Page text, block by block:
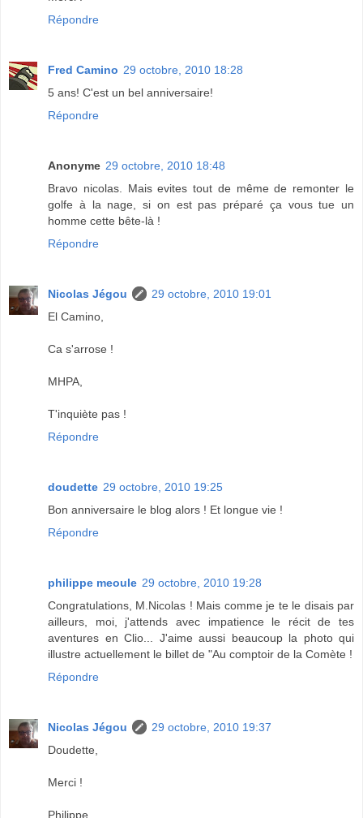
Répondre
Fred Camino 29 octobre, 2010 18:28
5 ans! C'est un bel anniversaire!
Répondre
Anonyme 29 octobre, 2010 18:48
Bravo nicolas. Mais evites tout de même de remonter le
golfe à la nage, si on est pas préparé ça vous tue un
homme cette bête-là !
Répondre
Nicolas Jégou
29 octobre, 2010 19:01
El Camino,
Ca s'arrose !
MHPA,
T'inquiète pas !
Répondre
doudette 29 octobre, 2010 19:25
Bon anniversaire le blog alors ! Et longue vie !
Répondre
philippe meoule 29 octobre, 2010 19:28
Congratulations, M.Nicolas ! Mais comme je te le disais par
ailleurs, moi, j'attends avec impatience le récit de tes
aventures en Clio... J'aime aussi beaucoup la photo qui
illustre actuellement le billet de "Au comptoir de la Comète !
Répondre
Nicolas Jégou
29 octobre, 2010 19:37
Doudette,
Merci !
Philippe,